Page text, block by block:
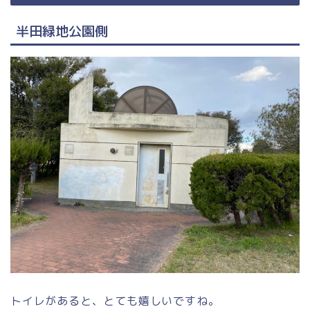
半田緑地公園側
トイレがあると、とても嬉しいですね。